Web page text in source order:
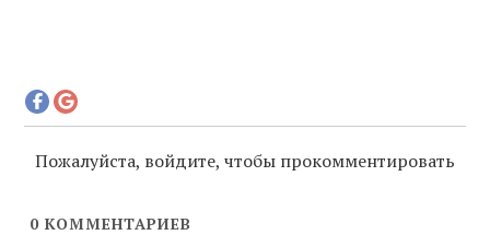
Пожалуйста, войдите, чтобы прокомментировать
0 КОММЕНТАРИЕВ